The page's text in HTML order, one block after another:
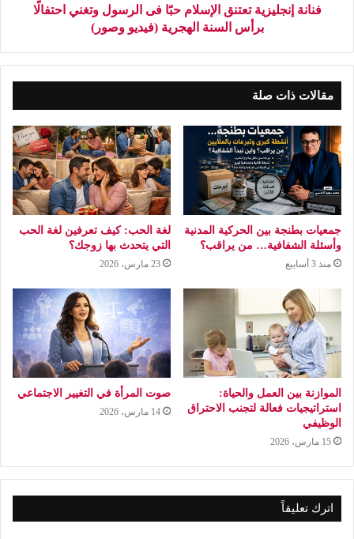
فنانة إنجليزية تعتنق الإسلام حبًا فى الرسول وتغني احتفالًا
برأس السنة الهجرية (فيديو وصور)
مقالات ذات صلة
جمعيات بطنجة بين الحركية المدنية
وأسئلة الشفافية… من يراقب؟
منذ 3 أسابيع
لغة الحب: كيف تعرفين لغة الحب
التي يتحدث بها زوجك؟
23 مارس، 2026
الموازنة بين العمل والحياة:
استراتيجيات فعالة لتجنب الاحتراق
الوظيفي
15 مارس، 2026
صوت المرأة في التغيير الاجتماعي
14 مارس، 2026
اترك تعليقاً